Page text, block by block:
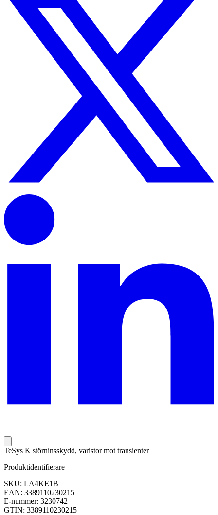
TeSys K störninsskydd, varistor mot transienter
Produktidentifierare
SKU: LA4KE1B
EAN: 3389110230215
E-nummer: 3230742
GTIN: 3389110230215